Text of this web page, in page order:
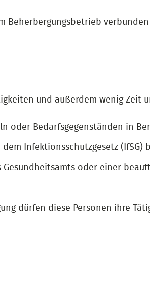
Beherbergungsbetrieb verbunden
und außerdem wenig Zeit
oder Bedarfsgegenständen in
Infektionsschutzgesetz (IfSG)
oder einer
dürfen diese Personen ihre